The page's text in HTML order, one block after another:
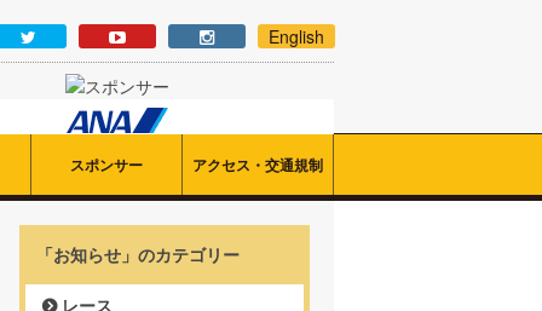
English
スポンサー アクセス・交通規制
「お知らせ」のカテゴリー
レース